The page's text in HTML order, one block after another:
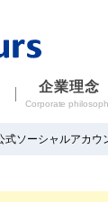
企業理念
Corporate
式ソーシャルアカウ